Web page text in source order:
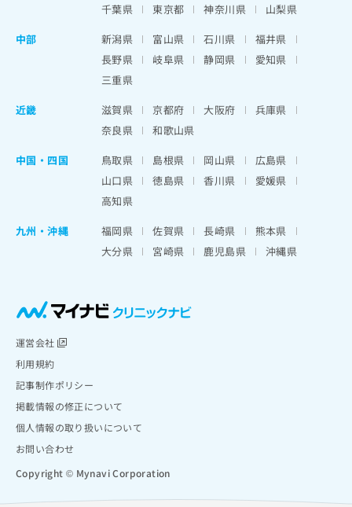
千葉県
東京都 神奈川県
山梨県
中部
新潟県 富山県 石川県
福井県
長野県
岐阜県 静岡県
愛知県
三重県
近畿
滋賀県 京都府 大阪府
兵庫県
奈良県
和歌山県
中国・四国
鳥取県 島根県 岡山県
広島県
山口県
徳島県 香川県
愛媛県
高知県
九州・沖縄
福岡県 佐賀県 長崎県
熊本県
大分県
宮崎県 鹿児島県 沖縄県
運営会社
利用規約
記事制作ポリシー
掲載情報の修正について
個人情報の取り扱いについて
お問い合わせ
Copyright © Mynavi Corporation